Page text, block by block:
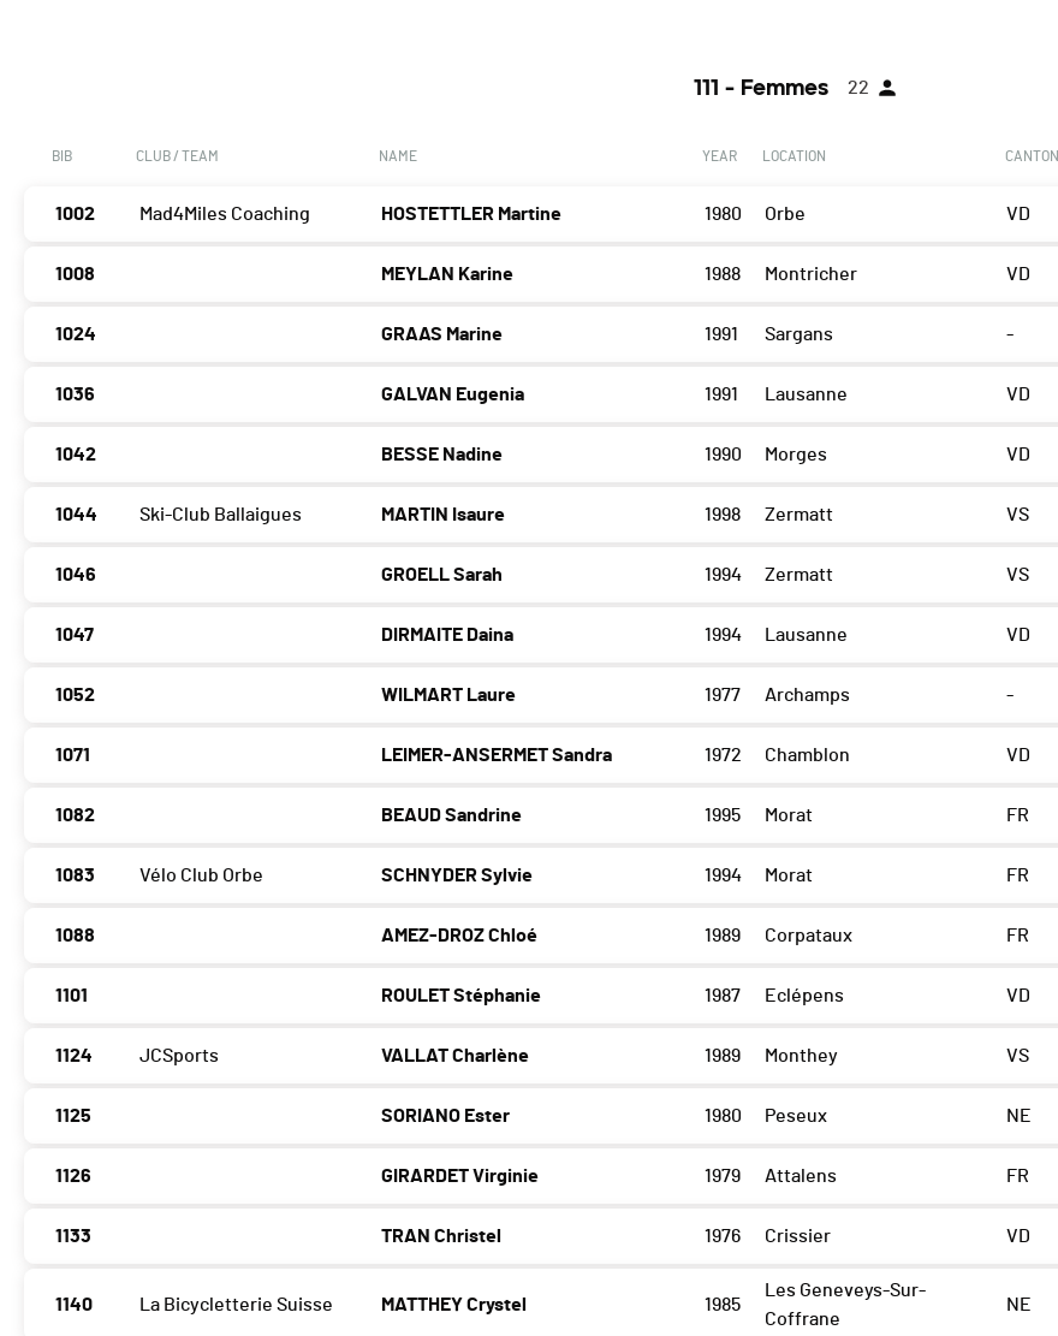
111 - Femmes 22
BIB CLUB / TEAM NAME YEAR LOCATION CANTON
1002 Mad4Miles Coaching HOSTETTLER Martine 1980 Orbe VD
1008 MEYLAN Karine 1988 Montricher VD
1024 GRAAS Marine 1991 Sargans -
1036 GALVAN Eugenia 1991 Lausanne VD
1042 BESSE Nadine 1990 Morges VD
1044 Ski-Club Ballaigues MARTIN Isaure 1998 Zermatt VS
1046 GROELL Sarah 1994 Zermatt VS
1047 DIRMAITE Daina 1994 Lausanne VD
1052 WILMART Laure 1977 Archamps -
1071 LEIMER-ANSERMET Sandra 1972 Chamblon VD
1082 BEAUD Sandrine 1995 Morat FR
1083 Vélo Club Orbe SCHNYDER Sylvie 1994 Morat FR
1088 AMEZ-DROZ Chloé 1989 Corpataux FR
1101 ROULET Stéphanie 1987 Eclépens VD
1124 JCSports VALLAT Charlène 1989 Monthey VS
1125 SORIANO Ester 1980 Peseux NE
1126 GIRARDET Virginie 1979 Attalens FR
1133 TRAN Christel 1976 Crissier VD
1140 La Bicycletterie Suisse MATTHEY Crystel 1985
Les Geneveys-Sur-
Coffrane
NE